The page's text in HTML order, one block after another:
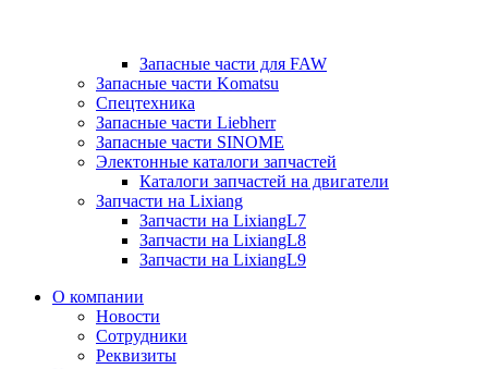
Запасные части для FAW
Запасные части Komatsu
Спецтехника
Запасные части Liebherr
Запасные части SINOME
Электонные каталоги запчастей
Каталоги запчастей на двигатели
Запчасти на Lixiang
Запчасти на LixiangL7
Запчасти на LixiangL8
Запчасти на LixiangL9
О компании
Новости
Сотрудники
Реквизиты